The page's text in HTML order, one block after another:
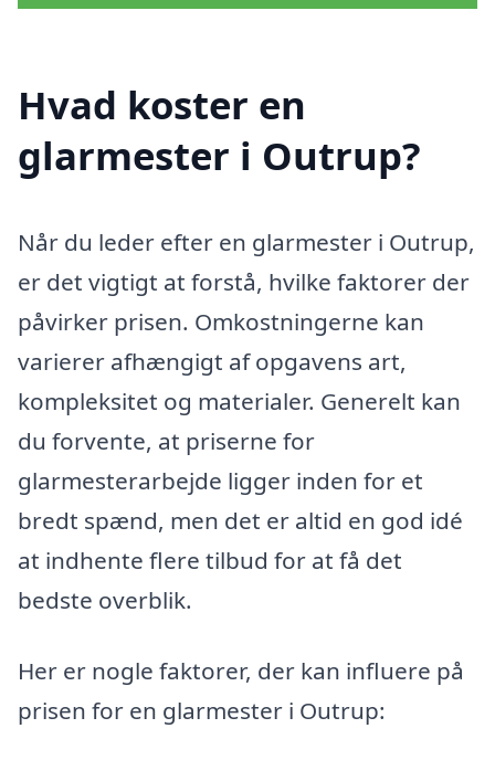
Hvad koster en
glarmester i Outrup?
Når du leder efter en glarmester i Outrup,
er det vigtigt at forstå, hvilke faktorer der
påvirker prisen. Omkostningerne kan
varierer afhængigt af opgavens art,
kompleksitet og materialer. Generelt kan
du forvente, at priserne for
glarmesterarbejde ligger inden for et
bredt spænd, men det er altid en god idé
at indhente flere tilbud for at få det
bedste overblik.
Her er nogle faktorer, der kan influere på
prisen for en glarmester i Outrup: